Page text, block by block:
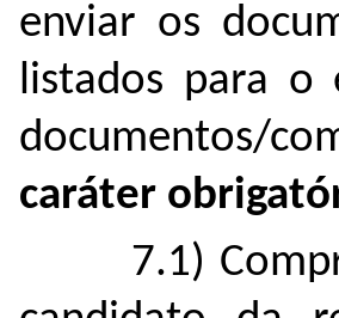
enviar os
listados para o
documentos/
caráter
7.1)